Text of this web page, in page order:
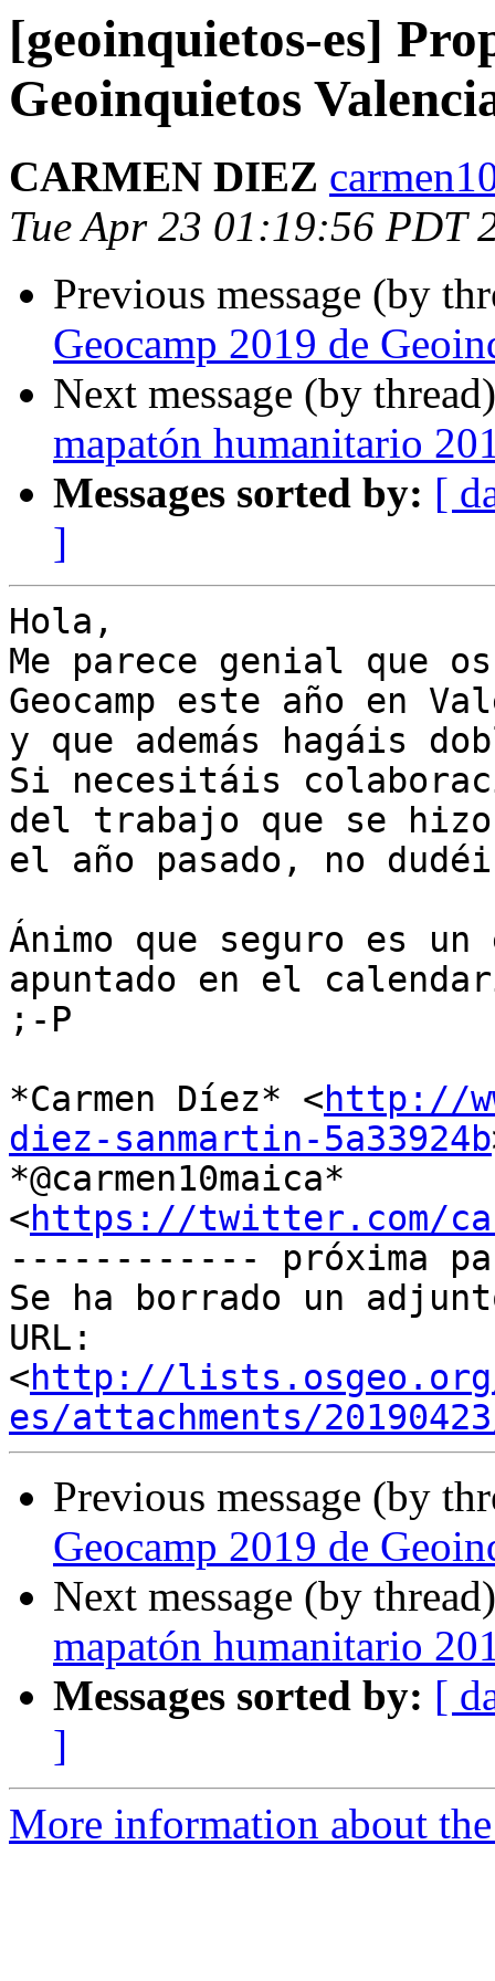
[geoinquietos-es]
Geoinquietos
CARMEN DIEZ
Tue Apr 23 01:19:56 PDT
Previous message (by
Geocamp 2019 de
Next message (by
mapatón humanitario
Messages sorted by: [
]
Hola,
Me parece genial que
Geocamp este año en
y que además hagáis
Si necesitáis
del trabajo que se hizo
el año pasado, no
Ánimo que seguro es
apuntado en el
;-P
*Carmen Díez* <http://
diez-sanmartin-5a33924b
*@carmen10maica*
<https://twitter.com/
------------ próxima
Se ha borrado un
URL:
<http://
es/attachments/
Previous message (by
Geocamp 2019 de
Next message (by
mapatón humanitario
Messages sorted by: [
]
More information about